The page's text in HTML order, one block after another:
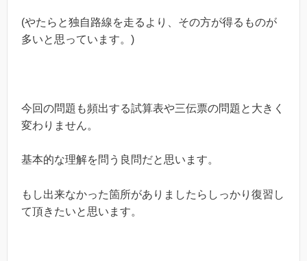
(やたらと独自路線を走るより、その方が得るものが
多いと思っています。)
今回の問題も頻出する試算表や三伝票の問題と大きく
変わりません。
基本的な理解を問う良問だと思います。
もし出来なかった箇所がありましたらしっかり復習し
て頂きたいと思います。